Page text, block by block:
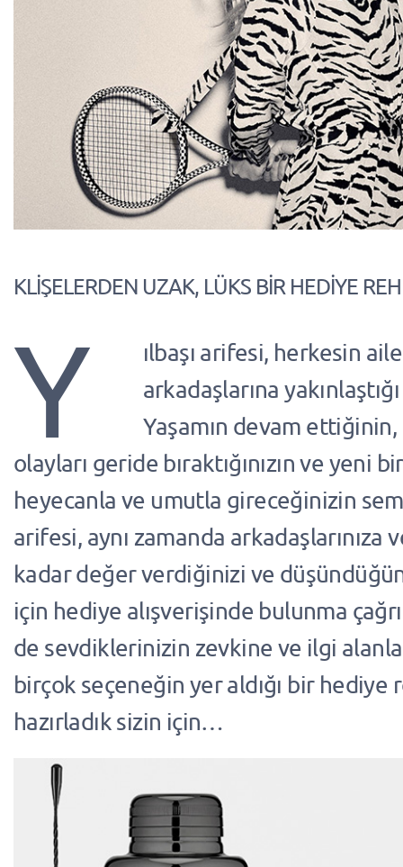
KLİŞELERDEN UZAK, LÜKS BİR HEDİYE
Y
ılbaşı arifesi, herkesin
arkadaşlarına
Yaşamın devam
olayları geride bıraktığınızın ve yeni
heyecanla ve umutla gireceğinizin
arifesi, aynı zamanda arkadaşlarınıza
kadar değer verdiğinizi ve
için hediye alışverişinde bulunma
de sevdiklerinizin zevkine ve ilgi
birçok seçeneğin yer aldığı bir hediye
hazırladık sizin için…